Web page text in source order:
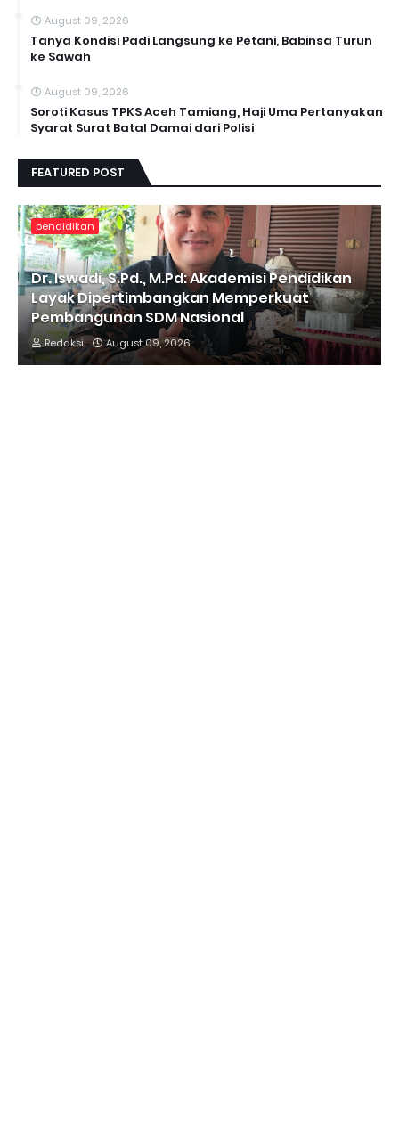
August 09, 2026
Tanya Kondisi Padi Langsung ke Petani, Babinsa Turun
ke Sawah
August 09, 2026
Soroti Kasus TPKS Aceh Tamiang, Haji Uma Pertanyakan
Syarat Surat Batal Damai dari Polisi
FEATURED POST
pendidikan
Dr. Iswadi, S.Pd., M.Pd: Akademisi Pendidikan
Layak Dipertimbangkan Memperkuat
Pembangunan SDM Nasional
Redaksi August 09, 2026